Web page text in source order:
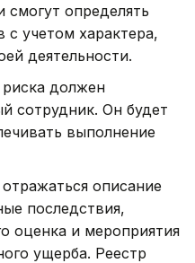
определять
с учетом характера,
деятельности.
должен
сотрудник. Он будет
выполнение
описание
последствия,
оценка и мероприятия
ущерба. Реестр